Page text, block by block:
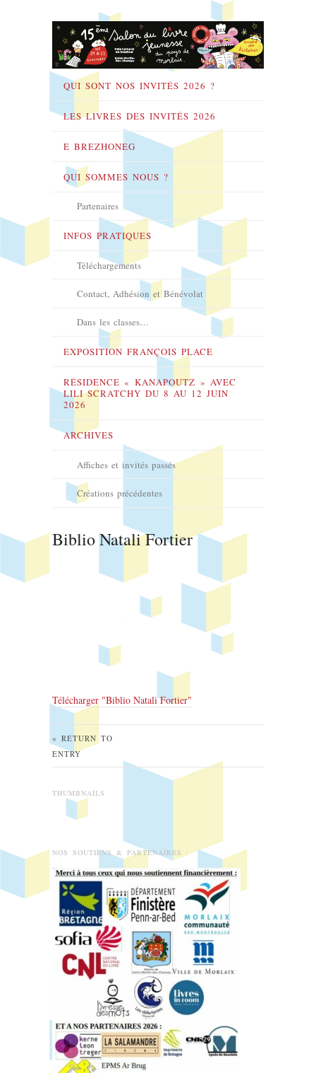
QUI SONT NOS INVITÉS 2026 ?
LES LIVRES DES INVITÉS 2026
E BREZHONEG
QUI SOMMES NOUS ?
Partenaires
INFOS PRATIQUES
Téléchargements
Contact, Adhésion et Bénévolat
Dans les classes…
EXPOSITION FRANÇOIS PLACE
RÉSIDENCE « KANAPOUTZ » AVEC
LILI SCRATCHY DU 8 AU 12 JUIN
2026
ARCHIVES
Affiches et invités passés
Créations précédentes
Biblio Natali Fortier
Télécharger "Biblio Natali Fortier"
« RETURN TO
ENTRY
THUMBNAILS
NOS SOUTIENS & PARTENAIRES :